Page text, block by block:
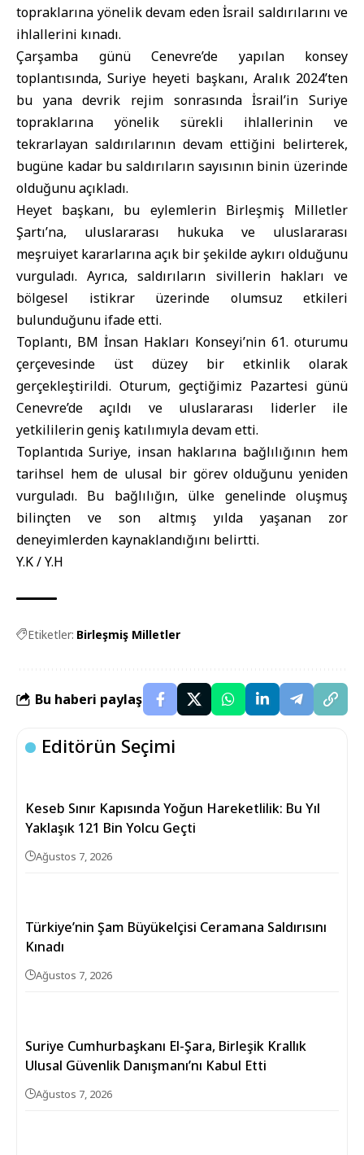
topraklarına yönelik devam eden İsrail saldırılarını ve
ihlallerini kınadı.
Çarşamba günü Cenevre’de yapılan konsey
toplantısında, Suriye heyeti başkanı, Aralık 2024’ten
bu yana devrik rejim sonrasında İsrail’in Suriye
topraklarına yönelik sürekli ihlallerinin ve
tekrarlayan saldırılarının devam ettiğini belirterek,
bugüne kadar bu saldırıların sayısının binin üzerinde
olduğunu açıkladı.
Heyet başkanı, bu eylemlerin Birleşmiş Milletler
Şartı’na, uluslararası hukuka ve uluslararası
meşruiyet kararlarına açık bir şekilde aykırı olduğunu
vurguladı. Ayrıca, saldırıların sivillerin hakları ve
bölgesel istikrar üzerinde olumsuz etkileri
bulunduğunu ifade etti.
Toplantı, BM İnsan Hakları Konseyi’nin 61. oturumu
çerçevesinde üst düzey bir etkinlik olarak
gerçekleştirildi. Oturum, geçtiğimiz Pazartesi günü
Cenevre’de açıldı ve uluslararası liderler ile
yetkililerin geniş katılımıyla devam etti.
Toplantıda Suriye, insan haklarına bağlılığının hem
tarihsel hem de ulusal bir görev olduğunu yeniden
vurguladı. Bu bağlılığın, ülke genelinde oluşmuş
bilinçten ve son altmış yılda yaşanan zor
deneyimlerden kaynaklandığını belirtti.
Y.K / Y.H
Etiketler: Birleşmiş Milletler
Bu haberi paylaş
Editörün Seçimi
Keseb Sınır Kapısında Yoğun Hareketlilik: Bu Yıl
Yaklaşık 121 Bin Yolcu Geçti
Ağustos 7, 2026
Türkiye’nin Şam Büyükelçisi Ceramana Saldırısını
Kınadı
Ağustos 7, 2026
Suriye Cumhurbaşkanı El-Şara, Birleşik Krallık
Ulusal Güvenlik Danışmanı’nı Kabul Etti
Ağustos 7, 2026